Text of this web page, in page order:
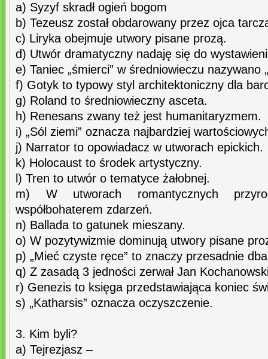
a) Syzyf skradł ogień bogom
b) Tezeusz został obdarowany przez ojca
c) Liryka obejmuje utwory pisane prozą.
d) Utwór dramatyczny nadaję się do
e) Taniec „śmierci” w średniowieczu nazywano
f) Gotyk to typowy styl architektoniczny dla
g) Roland to średniowieczny asceta.
h) Renesans zwany też jest humanitaryzmem.
i) „Sól ziemi” oznacza najbardziej
j) Narrator to opowiadacz w utworach epickich.
k) Holocaust to środek artystyczny.
l) Tren to utwór o tematyce żałobnej.
m) W utworach romantycznych
współbohaterem zdarzeń.
n) Ballada to gatunek mieszany.
o) W pozytywizmie dominują utwory pisane
p) „Mieć czyste ręce” to znaczy przesadnie
q) Z zasadą 3 jedności zerwał Jan
r) Genezis to księga przedstawiająca koniec
s) „Katharsis” oznacza oczyszczenie.
3. Kim byli?
a) Tejrezjasz –